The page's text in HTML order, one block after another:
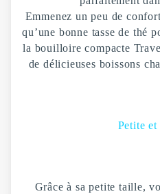
Emmenez un peu de
qu’une bonne tasse de thé
la bouilloire compacte
de délicieuses boissons
Petite et
Grâce à sa petite taille,